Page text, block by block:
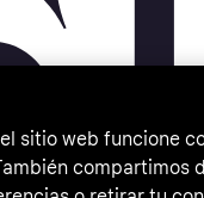
sitio web funcione